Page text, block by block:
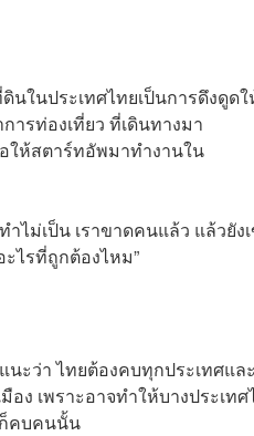
ในประเทศไทยเป็นการดึงดูด
ารท่องเที่ยว ที่เดินทางมา
ให้สตาร์ทอัพมาทำงานใน
ไม่เป็น เราขาดคนแล้ว แล้วยัง
ไรที่ถูกต้องไหม”
ะว่า ไทยต้องคบทุกประเทศแล
อง เพราะอาจทำให้บางประเทศ
ก็คบคนนั้น